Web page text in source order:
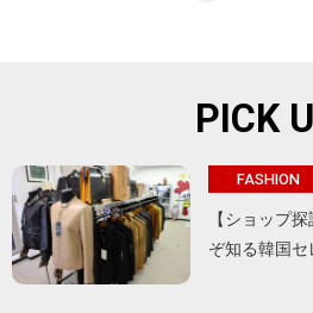
PICK
FASHION
【ショップ
ぞ知る韓国